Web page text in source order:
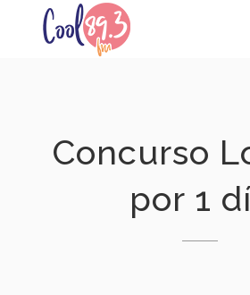
Concurso
por 1